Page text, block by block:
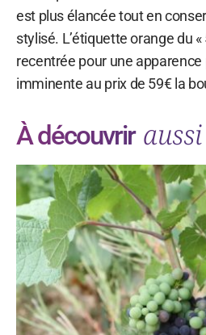
est plus élancée tout en
stylisé. L’étiquette orange du
recentrée pour une
imminente au prix de 59€ la
À découvrir aussi